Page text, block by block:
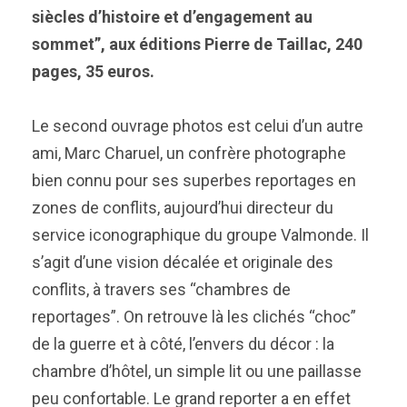
siècles d’histoire et d’engagement au
sommet”, aux éditions Pierre de Taillac, 240
pages, 35 euros.
Le second ouvrage photos est celui d’un autre
ami, Marc Charuel, un confrère photographe
bien connu pour ses superbes reportages en
zones de conflits, aujourd’hui directeur du
service iconographique du groupe Valmonde. Il
s’agit d’une vision décalée et originale des
conflits, à travers ses “chambres de
reportages”. On retrouve là les clichés “choc”
de la guerre et à côté, l’envers du décor : la
chambre d’hôtel, un simple lit ou une paillasse
peu confortable. Le grand reporter a en effet